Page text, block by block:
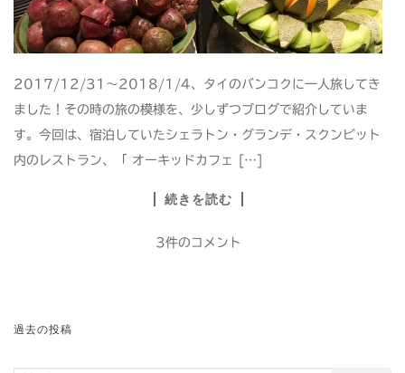
2017/12/31～2018/1/4、タイのバンコクに一人旅してき
ました！その時の旅の模様を、少しずつブログで紹介していま
す。今回は、宿泊していたシェラトン・グランデ・スクンビット
内のレストラン、「 オーキッドカフェ […]
続きを読む
3件のコメント
投
過去の投稿